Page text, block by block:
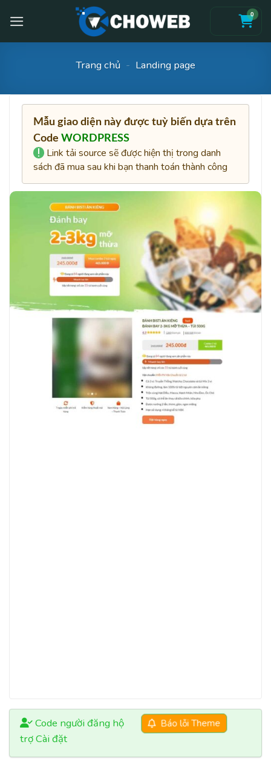
0
Trang chủ - Landing page
Mẫu giao diện này được tuỳ biến dựa trên
CodeWORDPRESS
Link tải source sẽ được hiện thị trong danh
sách đã mua sau khi bạn thanh toán thành công
Code người đăng hộ
trợ Cài đặt
Báo lỗi Theme